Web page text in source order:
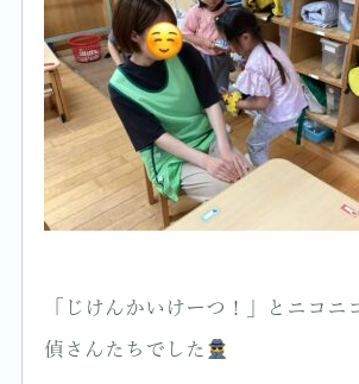
「じけんかいけーつ！」とニコニ
偵さんたちでした